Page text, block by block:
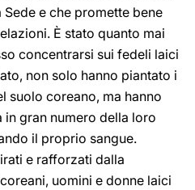
Sede e che promette bene
È stato quanto mai
concentrarsi sui fedeli laici
non solo hanno piantato i
suolo coreano, ma hanno
gran numero della loro
il proprio sangue.
e rafforzati dalla
uomini e donne laici